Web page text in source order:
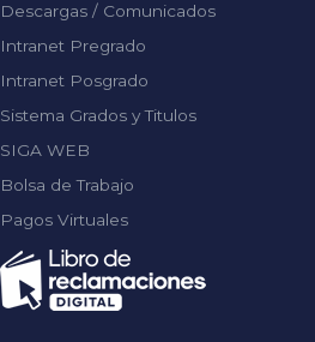
Descargas / Comunicados
Intranet Pregrado
Intranet Posgrado
Sistema Grados y Titulos
SIGA WEB
Bolsa de Trabajo
Pagos Virtuales